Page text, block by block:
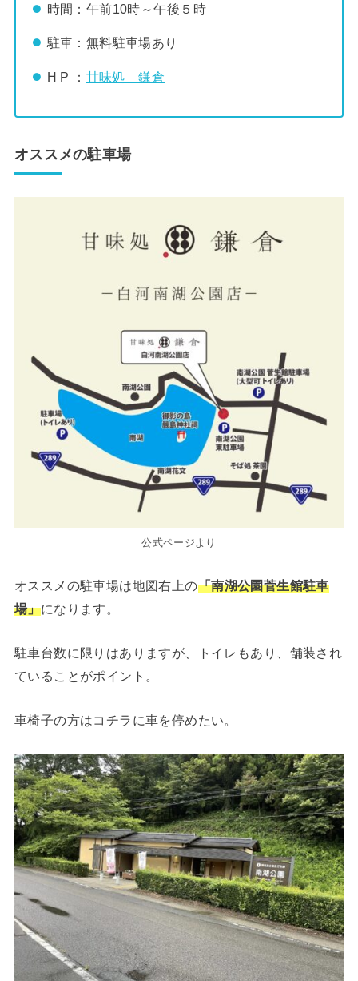
時間：午前10時～午後５時
駐車：無料駐車場あり
H P ： 甘味処 鎌倉
オススメの駐車場
公式ページより
オススメの駐車場は地図右上の「南湖公園菅生館駐車
場」になります。
駐車台数に限りはありますが、トイレもあり、舗装され
ていることがポイント。
車椅子の方はコチラに車を停めたい。